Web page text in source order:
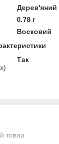
Дерев'яний
0.78 г
Восковий
Так
товар